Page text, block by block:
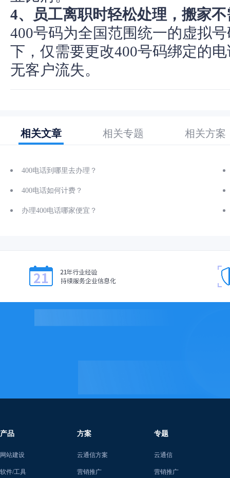
4、员工离职时轻松处理，搬家
400号码为全国范围统一的虚拟
下，仅需要更改400号码绑定的
无客户流失。
相关文章 相关专题 相关方案
400电话到哪里去办理？
400电话如何计费？
办理400电话哪家便宜？
产品
网站建设
软件/工具
方案
云通信方案
营销推广
专题
云通信
营销推广